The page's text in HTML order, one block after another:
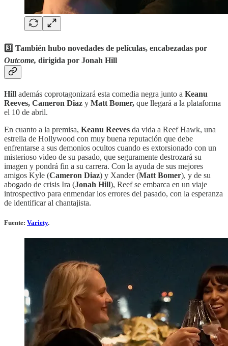
‎‎‎3️⃣ También hubo novedades de películas, encabezadas por
Outcome, dirigida por Jonah Hill
Hill además coprotagonizará esta comedia negra junto a Keanu
Reeves, Cameron Diaz y Matt Bomer, que llegará a la plataforma
el 10 de abril.
En cuanto a la premisa, Keanu Reeves da vida a Reef Hawk, una
estrella de Hollywood con muy buena reputación que debe
enfrentarse a sus demonios ocultos cuando es extorsionado con un
misterioso video de su pasado, que seguramente destrozará su
imagen y pondrá fin a su carrera. Con la ayuda de sus mejores
amigos Kyle (Cameron Diaz) y Xander (Matt Bomer), y de su
abogado de crisis Ira (Jonah Hill), Reef se embarca en un viaje
introspectivo para enmendar los errores del pasado, con la esperanza
de identificar al chantajista.
Fuente: Variety. ‎‎‎